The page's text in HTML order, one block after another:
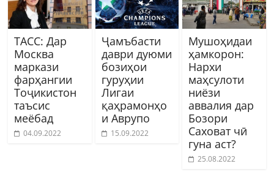
ТАСС: Дар
Москва
маркази
фарҳангии
Тоҷикистон
таъсис
меёбад
04.09.2022
Ҷамъбасти
даври дуюми
бозиҳои
гуруҳии
Лигаи
қаҳрамонҳо
и Аврупо
15.09.2022
Мушоҳидаи
ҳамкорон:
Нархи
маҳсулоти
ниёзи
аввалия дар
Бозори
Саховат чӣ
гуна аст?
25.08.2022